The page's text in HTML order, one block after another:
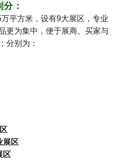
：
方米，设有9大展区，专业
更为集中，便于展商、买家与
分别为：
展区
区